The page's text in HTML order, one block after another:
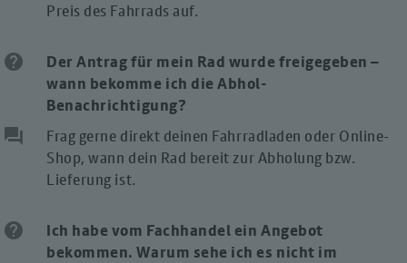
Preis des Fahrrads auf.
help
Der Antrag für mein Rad wurde freigegeben –
wann bekomme ich die Abhol-
Benachrichtigung?
question_answer
Frag gerne direkt deinen Fahrradladen oder Online-
Shop, wann dein Rad bereit zur Abholung bzw.
Lieferung ist.
help
Ich habe vom Fachhandel ein Angebot
bekommen. Warum sehe ich es nicht im